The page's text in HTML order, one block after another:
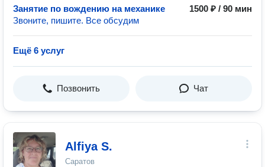
Занятие по вождению на механике
1500 ₽ / 90 мин
Звоните, пишите. Все обсудим
Ещё 6 услуг
Позвонить Чат
Alfiya S.
Саратов